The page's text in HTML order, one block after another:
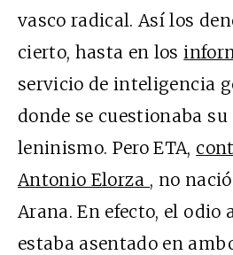
vasco radical. Así los
cierto, hasta en los
servicio de inteligencia
donde se cuestionaba
leninismo. Pero ETA,
Antonio Elorza , no
Arana. En efecto, el odio
estaba asentado en